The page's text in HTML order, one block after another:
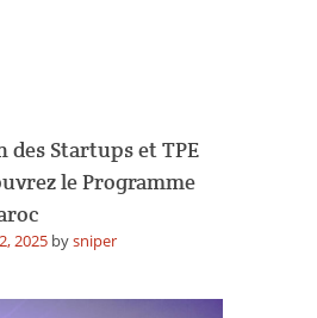
Startups et TPE
le Programme
2025 bysniper